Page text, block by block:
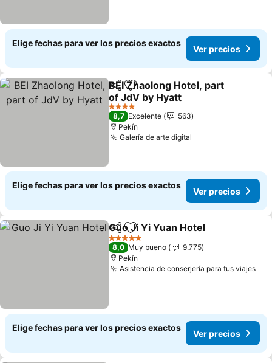
Elige fechas para ver los precios exactos
Ver precios
CompartirAgregar a favoritos
BEI Zhaolong Hotel, part
of JdV by Hyatt
4 Estrellas
8,7 Excelente
563
Pekín
Galería de arte digital
Elige fechas para ver los precios exactos
Ver precios
CompartirAgregar a favoritos
Guo Ji Yi Yuan Hotel
5 Estrellas
8,0 Muy bueno
9.775
Pekín
Asistencia de conserjería para tus viajes
Elige fechas para ver los precios exactos
Ver precios